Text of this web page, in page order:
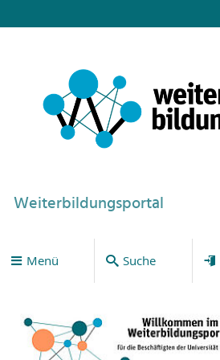
Weiterbildungsportal
Menü Suche